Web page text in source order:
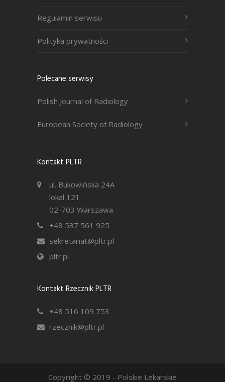
Regulamin serwisu
Polityka prywatności
Polecane serwisy
Polish Journal of Radiology
European Society of Radiology
Kontakt PLTR
ul. Bukowińska 24A
lokal 121
02-703 Warszawa
+48 537 561 925
sekretariat@pltr.pl
pltr.pl
Kontakt Rzecznik PLTR
+48 516 109 753
rzecznik@pltr.pl
Copyright © 2019 - Polskie Lekarskie